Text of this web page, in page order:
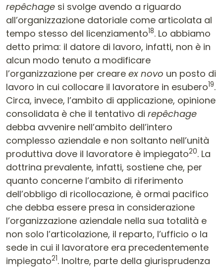
repêchage si svolge avendo a riguardo
all’organizzazione datoriale come articolata al
tempo stesso del licenziamento18. Lo abbiamo
detto prima: il datore di lavoro, infatti, non è in
alcun modo tenuto a modificare
l’organizzazione per creare ex novo un posto di
lavoro in cui collocare il lavoratore in esubero19.
Circa, invece, l’ambito di applicazione, opinione
consolidata è che il tentativo di repêchage
debba avvenire nell’ambito dell’intero
complesso aziendale e non soltanto nell’unità
produttiva dove il lavoratore è impiegato20. La
dottrina prevalente, infatti, sostiene che, per
quanto concerne l’ambito di riferimento
dell’obbligo di ricollocazione, è ormai pacifico
che debba essere presa in considerazione
l’organizzazione aziendale nella sua totalità e
non solo l’articolazione, il reparto, l’ufficio o la
sede in cui il lavoratore era precedentemente
impiegato21. Inoltre, parte della giurisprudenza